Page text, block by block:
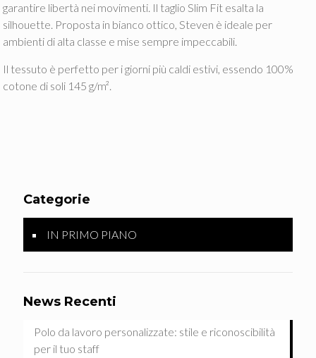
garantire libertà nei movimenti. Il taglio Slim Fit esalta la
silhouette. Proposta in bianco ottico, Steven è ideale per
ambienti di alta classe e mise sempre impeccabili.
Il tessuto è perfetto per i giorni più caldi estivi, essendo 100%
cotone di soli 145 g/m².
Categorie
IN PRIMO PIANO
News Recenti
Polo da lavoro personalizzate: stile e riconoscibilità
per il tuo staff